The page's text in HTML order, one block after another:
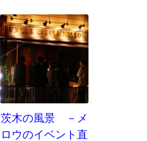
茨木の風景 －メ
ロウのイベント直